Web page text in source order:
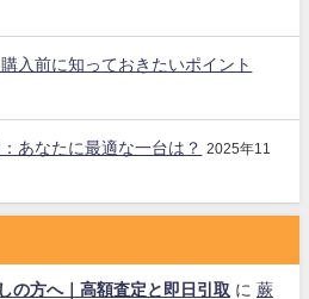
入前に知っておきたいポイント
あなたに最適な一台は？
2025年11
の方へ｜高額査定と即日引取 に 蕨